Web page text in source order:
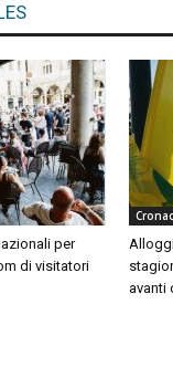
per
di visitatori
avanti